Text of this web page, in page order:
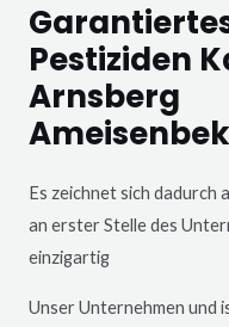
Pestiziden
Arnsberg
Es zeichnet sich dadurch
an erster Stelle des
einzigartig
Unser Unternehmen und